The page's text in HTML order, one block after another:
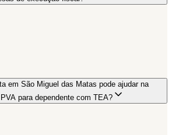
em São Miguel das Matas pode ajudar na
para dependente com TEA?